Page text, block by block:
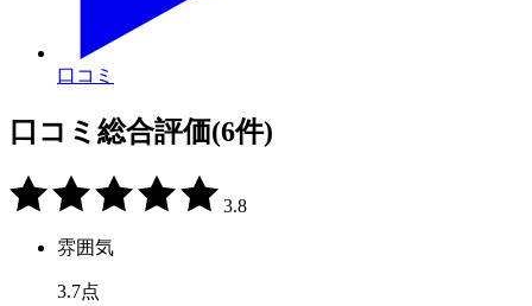
口コミ
口コミ総合評価(6件)
3.8
雰囲気
3.7点